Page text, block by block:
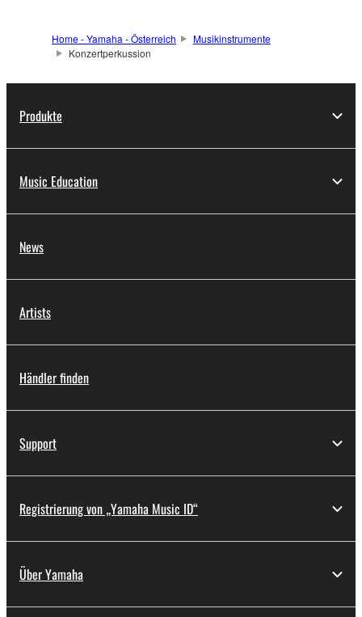
Home - Yamaha - Österreich
Musikinstrumente
Konzertperkussion
Produkte
Music Education
News
Artists
Händler finden
Support
Registrierung von „Yamaha Music ID“
Über Yamaha